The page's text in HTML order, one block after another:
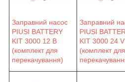
Заправний насос
PIUSI BATTERY
KIT 3000 12 В
(комплект для
перекачування)
Заправний
PIUSI
KIT 3000 24 V
(комплект для